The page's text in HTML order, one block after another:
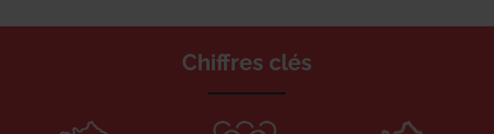
Chiffres clés